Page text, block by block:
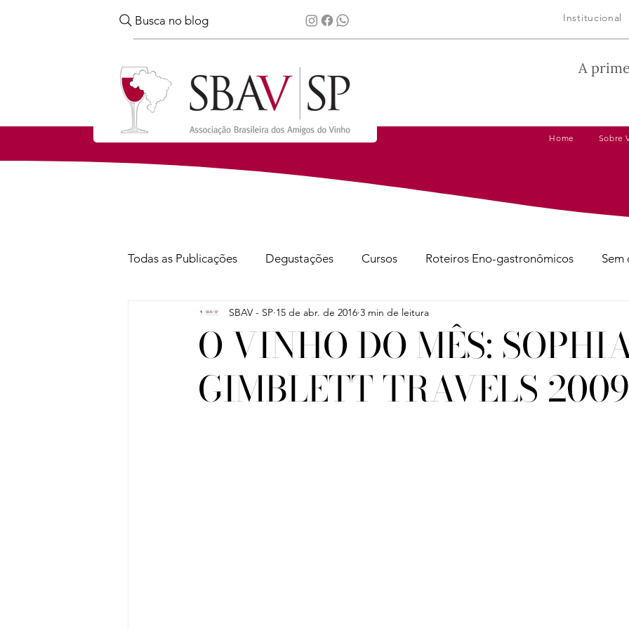
Busca no blog Institucional
A
Home Sobre
Todas as Publicações Degustações Cursos Roteiros Eno-gastronômicos Sem
Notícias Viagens Dicas de Harmonização
O VINHO DO MÊS:
GIMBLETT TRAVELS 2009
SBAV - SP 15 de abr. de 2016 3 min de leitura